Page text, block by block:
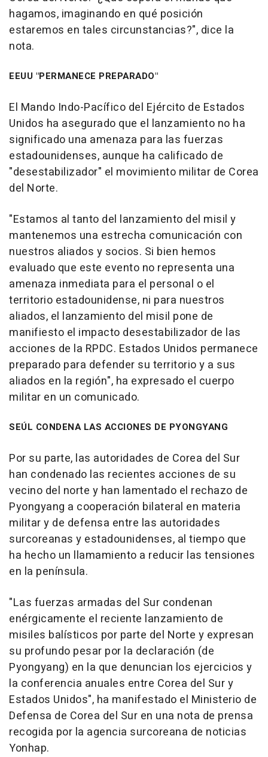
hagamos, imaginando en qué posición
estaremos en tales circunstancias?", dice la
nota.
EEUU "PERMANECE PREPARADO"
El Mando Indo-Pacífico del Ejército de Estados
Unidos ha asegurado que el lanzamiento no ha
significado una amenaza para las fuerzas
estadounidenses, aunque ha calificado de
"desestabilizador" el movimiento militar de Corea
del Norte.
"Estamos al tanto del lanzamiento del misil y
mantenemos una estrecha comunicación con
nuestros aliados y socios. Si bien hemos
evaluado que este evento no representa una
amenaza inmediata para el personal o el
territorio estadounidense, ni para nuestros
aliados, el lanzamiento del misil pone de
manifiesto el impacto desestabilizador de las
acciones de la RPDC. Estados Unidos permanece
preparado para defender su territorio y a sus
aliados en la región", ha expresado el cuerpo
militar en un comunicado.
SEÚL CONDENA LAS ACCIONES DE PYONGYANG
Por su parte, las autoridades de Corea del Sur
han condenado las recientes acciones de su
vecino del norte y han lamentado el rechazo de
Pyongyang a cooperación bilateral en materia
militar y de defensa entre las autoridades
surcoreanas y estadounidenses, al tiempo que
ha hecho un llamamiento a reducir las tensiones
en la península.
"Las fuerzas armadas del Sur condenan
enérgicamente el reciente lanzamiento de
misiles balísticos por parte del Norte y expresan
su profundo pesar por la declaración (de
Pyongyang) en la que denuncian los ejercicios y
la conferencia anuales entre Corea del Sur y
Estados Unidos", ha manifestado el Ministerio de
Defensa de Corea del Sur en una nota de prensa
recogida por la agencia surcoreana de noticias
Yonhap.